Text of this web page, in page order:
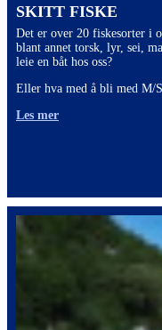
SKITT FISKE
Det er over 20 fiskesorter i
blant annet torsk, lyr, sei,
leie en båt hos oss?
Eller hva med å bli med M/
Les mer